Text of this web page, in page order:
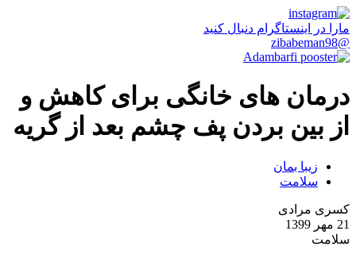
مارا در اینستاگرام دنبال کنید
@zibabeman98
درمان های خانگی برای کاهش و
از بین بردن پف چشم بعد از گریه
زیبا بمان
سلامت
کسری مرادی
21 مهر 1399
سلامت